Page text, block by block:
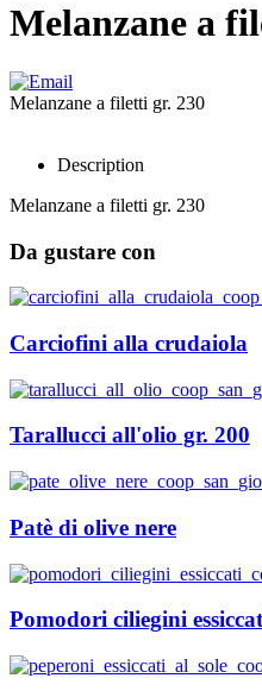
Melanzane a
Melanzane a filetti gr. 230
Description
Melanzane a filetti gr. 230
Da gustare con
Carciofini alla crudaiola
Tarallucci all'olio gr. 200
Patè di olive nere
Pomodori ciliegini